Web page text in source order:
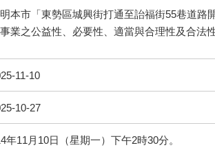
本市「東勢區城興街打通至詒福街55巷道路
業之公益性、必要性、適當與合理性及合法
11-10
10-27
年11月10日（星期一）下午2時30分。